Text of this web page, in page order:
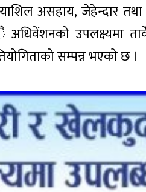
असहाय, जेहेन्दार
उपलक्ष्यमा
सम्पन्न भएको छ ।